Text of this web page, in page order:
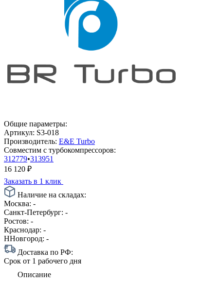
Общие параметры:
Артикул: S3-018
Производитель: E&E Turbo
Совместим с турбокомпрессоров:
312779•313951
16 120 ₽
Заказать в 1 клик
Наличие на складах:
Москва: -
Санкт-Петербург: -
Ростов: -
Краснодар: -
ННовгород: -
Доставка по РФ:
Срок от 1 рабочего дня
Описание